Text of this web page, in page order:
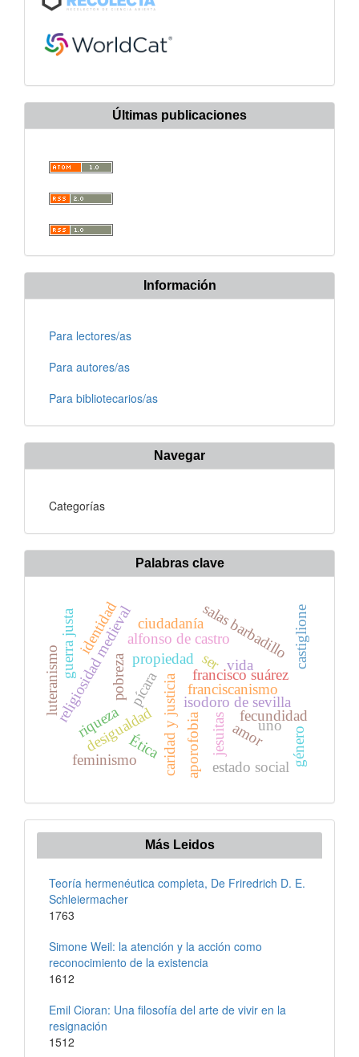
Últimas publicaciones
Información
Para lectores/as
Para autores/as
Para bibliotecarios/as
Navegar
Categorías
Palabras clave
desigualdad
pobreza caridad y justicia isodoro de sevilla
religiosidad medievalpropiedad
alfonso de castro
franciscanismo
luteranismo francisco suárez
guerra justa
jesuitas amor
castiglione
pícara
salas barbadillo
riqueza fecundidad
ser
uno
vida
aporofobia
Ética
ciudadanía
estado social
feminismo género
identidad
Más Leidos
Teoría hermenéutica completa, De Friredrich D. E.
Schleiermacher
1763
Simone Weil: la atención y la acción como
reconocimiento de la existencia
1612
Emil Cioran: Una filosofía del arte de vivir en la
resignación
1512